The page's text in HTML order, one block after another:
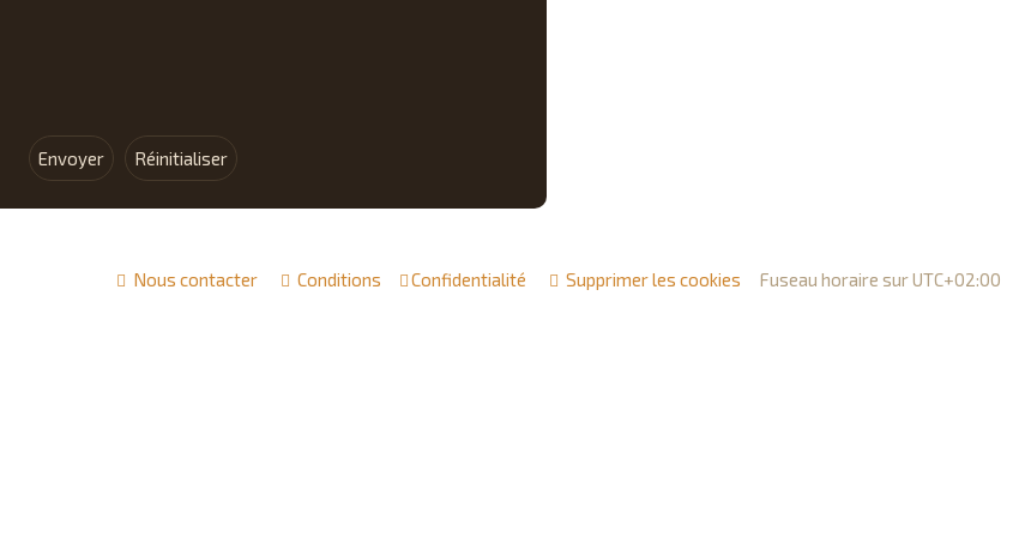
Fuseau horaire surUTC+02:00
Supprimer les cookies
Confidentialité
Conditions
Nous contacter